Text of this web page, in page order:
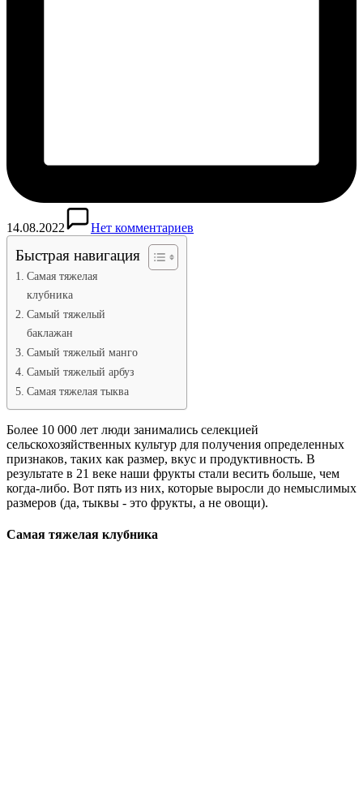
14.08.2022 Нет комментариев
Быстрая навигация
Самая тяжелая
клубника
Самый тяжелый
баклажан
Самый тяжелый манго
Самый тяжелый арбуз
Самая тяжелая тыква
Более 10 000 лет люди занимались селекцией
сельскохозяйственных культур для получения определенных
признаков, таких как размер, вкус и продуктивность. В
результате в 21 веке наши фрукты стали весить больше, чем
когда-либо. Вот пять из них, которые выросли до немыслимых
размеров (да, тыквы - это фрукты, а не овощи).
Самая тяжелая клубника